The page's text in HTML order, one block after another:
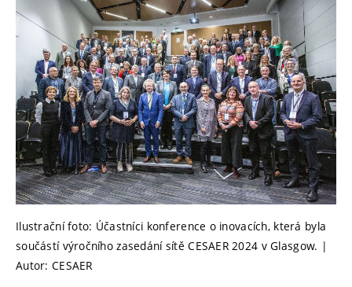
Ilustrační foto: Účastníci konference o inovacích, která byla
součástí výročního zasedání sítě CESAER 2024 v Glasgow. |
Autor: CESAER